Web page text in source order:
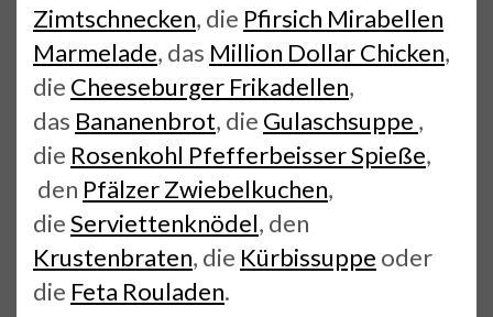
Zimtschnecken, die Pfirsich Mirabellen
Marmelade, das Million Dollar Chicken,
die Cheeseburger Frikadellen,
das Bananenbrot, die Gulaschsuppe ,
die Rosenkohl Pfefferbeisser Spieße,
den Pfälzer Zwiebelkuchen,
dieServiettenknödel, den
Krustenbraten, die Kürbissuppe oder
die Feta Rouladen.